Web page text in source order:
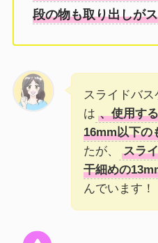
段の物も取り出しが
スライドバ
は 、使用す
16mm以下の
たが、
スラ
干細めの
んでいます！